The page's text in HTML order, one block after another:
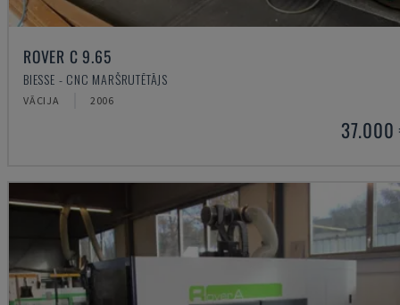
ROVER C 9.65
BIESSE - CNC MARŠRUTĒTĀJS
VĀCIJA 2006
37.000